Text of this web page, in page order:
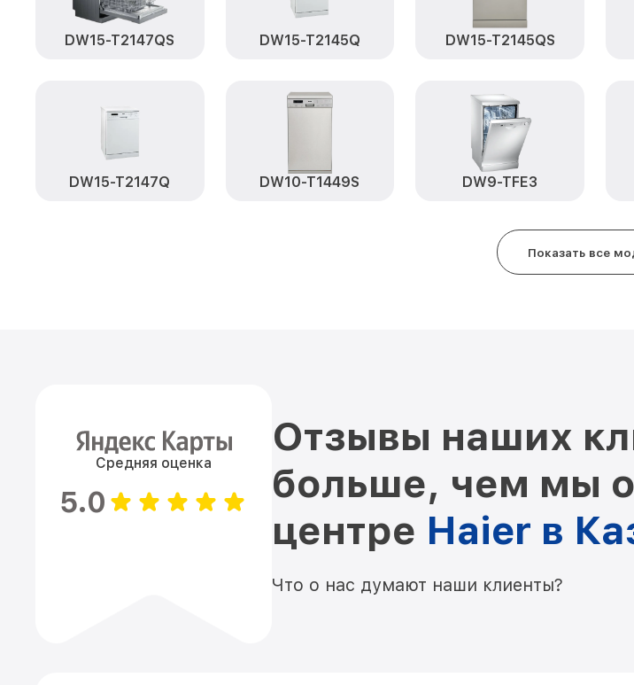
DW15-T2147QS DW15-T2145Q DW15-T2145QS
DW15-T2147Q DW10-T1449S DW9-TFE3
Показать все
Средняя оценка
5.0
Отзывы наших
больше, чем мы
центре Haier в
Что о нас думают наши клиенты?